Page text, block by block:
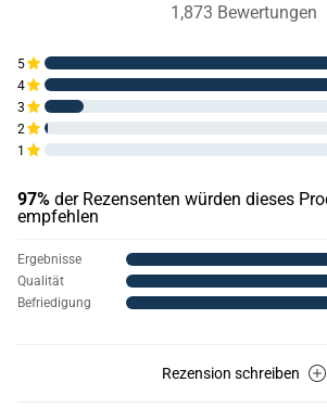
1,873 Bewertungen
1
2
3
4
5
97% der Rezensenten würden dieses
empfehlen
Befriedigung
Qualität
Ergebnisse
Rezension schreiben